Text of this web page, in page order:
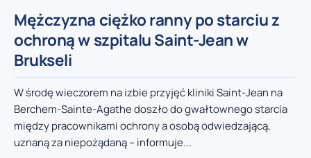
Mężczyzna ciężko ranny po starciu z
ochroną w szpitalu Saint-Jean w
Brukseli
W środę wieczorem na izbie przyjęć kliniki Saint-Jean na
Berchem-Sainte-Agathe doszło do gwałtownego starcia
między pracownikami ochrony a osobą odwiedzającą,
uznaną za niepożądaną – informuje...